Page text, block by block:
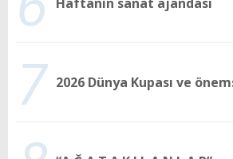
Haftanın sanat ajandası
7 2026 Dünya Kupası ve